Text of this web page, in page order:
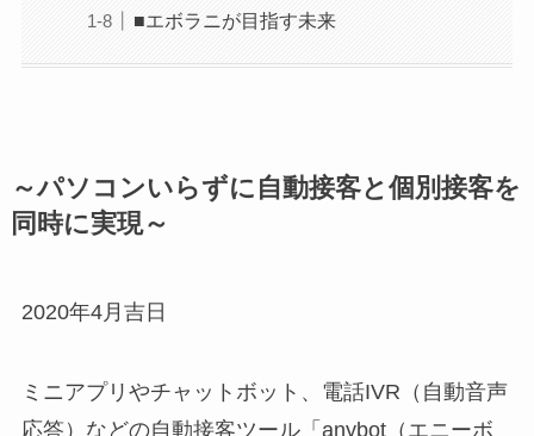
■エボラニが目指す未来
～パソコンいらずに自動接客と個別接客を
同時に実現～
2020年4月吉日
ミニアプリやチャットボット、電話IVR（自動音声
応答）などの自動接客ツール「anybot（エニーボ